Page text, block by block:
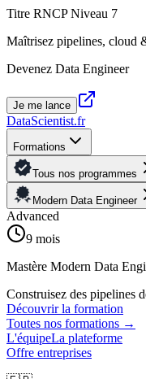
Titre RNCP Niveau 7
Maîtrisez pipelines, cloud
Devenez Data Engineer
Je me lance
DataScientist.fr
Formations
Tous nos programmes
Modern Data Engineer
Advanced
9 mois
Mastère Modern Data
Construisez des pipelines
Découvrir la formation
Toutes nos formations →
L'équipeLa plateforme
Offre entreprises